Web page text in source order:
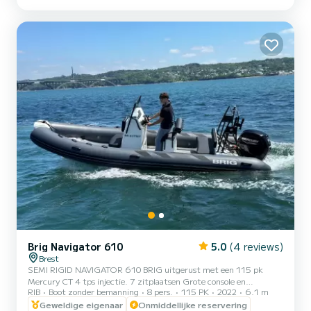
Brig Navigator 610 5.0 (4 reviews)
Brest
SEMI RIGID NAVIGATOR 610 BRIG uitgerust met een 115 pk
Mercury CT 4 tps injectie. 7 zitplaatsen Grote console en
verstevigde stoel Grote 3-zits achterbank Navigatieverlichting Roll
Barr < br>Gps / Garmin dieptemeter 7 p. USB-aansluiting
RIB Boot zonder bemanning 8 pers. 115 PK 2022
6.1 m
Geweldige eigenaar
Onmiddellijke reservering